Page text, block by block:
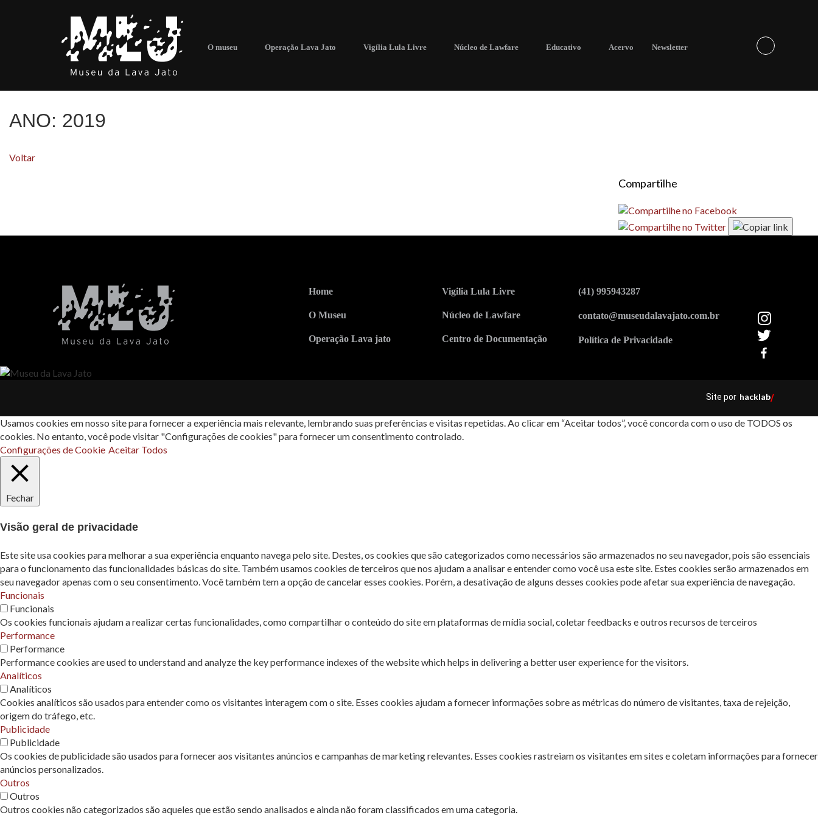
O museu Operação Lava Jato Vigília Lula Livre Núcleo de Lawfare Educativo Acervo Newsletter
ANO: 2019
Voltar
Compartilhe
Home
O Museu
Operação Lava jato
Vigilia Lula Livre
Núcleo de Lawfare
Centro de Documentação
(41) 995943287
contato@museudalavajato.com.br
Política de Privacidade
Site por hacklab/
Usamos cookies em nosso site para fornecer a experiência mais relevante, lembrando suas preferências e visitas repetidas. Ao clicar em “Aceitar todos”, você concorda com o uso de TODOS os
cookies. No entanto, você pode visitar "Configurações de cookies" para fornecer um consentimento controlado.
Configurações de Cookie Aceitar Todos
Fechar
Visão geral de privacidade
Este site usa cookies para melhorar a sua experiência enquanto navega pelo site. Destes, os cookies que são categorizados como necessários são armazenados no seu navegador, pois são essenciais
para o funcionamento das funcionalidades básicas do site. Também usamos cookies de terceiros que nos ajudam a analisar e entender como você usa este site. Estes cookies serão armazenados em
seu navegador apenas com o seu consentimento. Você também tem a opção de cancelar esses cookies. Porém, a desativação de alguns desses cookies pode afetar sua experiência de navegação.
Funcionais
Funcionais
Os cookies funcionais ajudam a realizar certas funcionalidades, como compartilhar o conteúdo do site em plataformas de mídia social, coletar feedbacks e outros recursos de terceiros
Performance
Performance
Performance cookies are used to understand and analyze the key performance indexes of the website which helps in delivering a better user experience for the visitors.
Analíticos
Analíticos
Cookies analíticos são usados ​​para entender como os visitantes interagem com o site. Esses cookies ajudam a fornecer informações sobre as métricas do número de visitantes, taxa de rejeição,
origem do tráfego, etc.
Publicidade
Publicidade
Os cookies de publicidade são usados ​​para fornecer aos visitantes anúncios e campanhas de marketing relevantes. Esses cookies rastreiam os visitantes em sites e coletam informações para fornecer
anúncios personalizados.
Outros
Outros
Outros cookies não categorizados são aqueles que estão sendo analisados ​​e ainda não foram classificados em uma categoria.